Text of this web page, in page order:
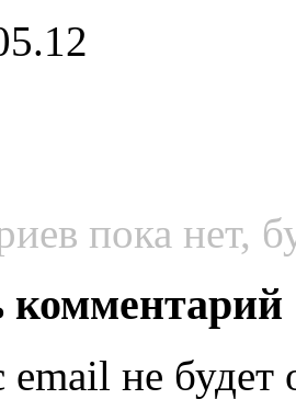
пока нет,
комментарий
не будет